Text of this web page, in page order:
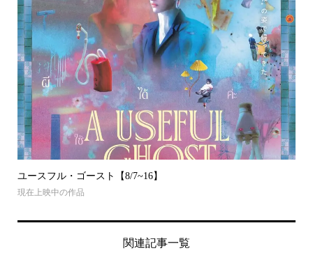
ユースフル・ゴースト【8/7~16】
現在上映中の作品
関連記事一覧